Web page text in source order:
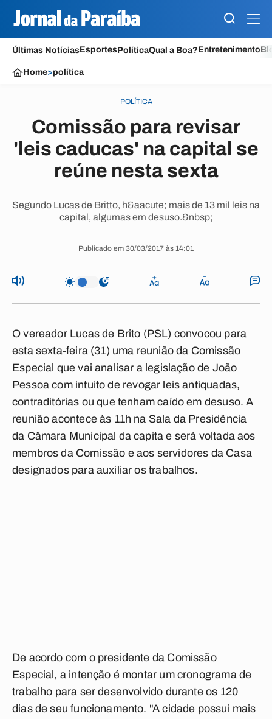
Últimas NotíciasEsportesPolíticaQual a Boa?Entretenimento
Home>política
POLÍTICA
Comissão para revisar
'leis caducas' na capital se
reúne nesta sexta
Segundo Lucas de Britto, h&aacute; mais de 13 mil leis na
capital, algumas em desuso.&nbsp;
Publicado em 30/03/2017 às 14:01
O vereador Lucas de Brito (PSL) convocou para
esta sexta-feira (31) uma reunião da Comissão
Especial que vai analisar a legislação de João
Pessoa com intuito de revogar leis antiquadas,
contraditórias ou que tenham caído em desuso. A
reunião acontece às 11h na Sala da Presidência
da Câmara Municipal da capita e será voltada aos
membros da Comissão e aos servidores da Casa
designados para auxiliar os trabalhos.
De acordo com o presidente da Comissão
Especial, a intenção é montar um cronograma de
trabalho para ser desenvolvido durante os 120
dias de seu funcionamento. "A cidade possui mais